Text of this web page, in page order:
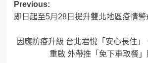
Post
navigation
Previous:
即日起至5月28日提升雙北地區疫情
因應防疫升級 台北君悅「安心長住」
重啟 外帶推「免下車取餐